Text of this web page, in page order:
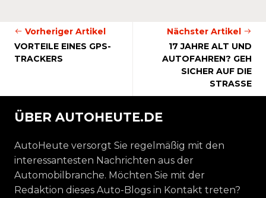
Vorheriger Artikel
VORTEILE EINES GPS-
TRACKERS
Nächster Artikel
17 JAHRE ALT UND
AUTOFAHREN? GEH
SICHER AUF DIE
STRASSE
ÜBER AUTOHEUTE.DE
AutoHeute versorgt Sie regelmäßig mit den
interessantesten Nachrichten aus der
Automobilbranche. Möchten Sie mit der
Redaktion dieses Auto-Blogs in Kontakt treten?